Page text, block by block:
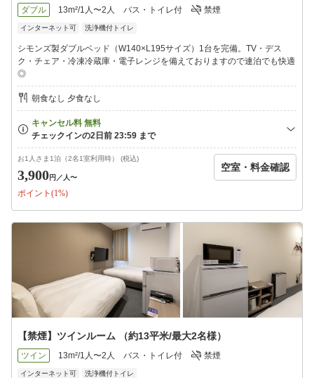
と「マイページ案内」メール2通ををお送りいたします。
（マイページにて宿泊者情報を事前にご入力ください。事前決済
も可能です。）
②ホテルより、ご宿泊日前日の20時に、お客様のメールアドレス
へチェックインQRコードとチェックインコードをお送りいたしま
す。
チェックインQRコードをかざして（またはチェックインコードを
ダブル 13m²/1人〜2人 バス・トイレ付 禁煙
インターネット可 洗浄機付トイレ
シモンズ製ダブルベッド（W140×L195サイズ）1台を完備。TV・デス
ク・チェア・冷凍冷蔵庫・電子レンジを備えておりますので連泊でも快適
◎
朝食なし 夕食なし
お1人さま1泊（2名1室利用時） (税込)
3,900円 ／人〜
ポイント(1%)
空室・料金確認
【禁煙】ツインルーム （約13平米/最大2名様）
ツイン 13m²/1人〜2人 バス・トイレ付 禁煙
インターネット可 洗浄機付トイレ